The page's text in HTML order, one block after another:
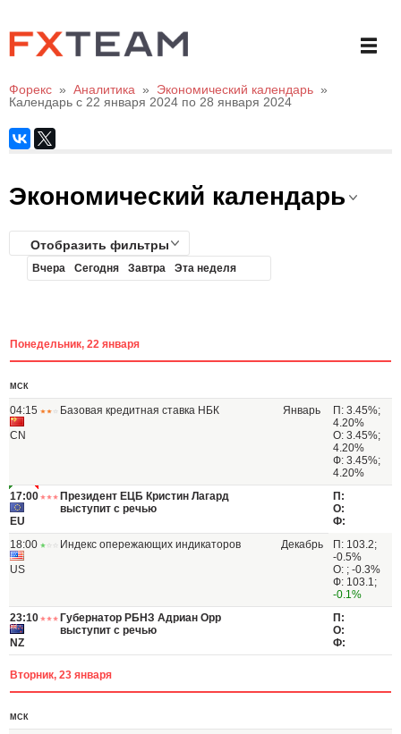
Форекс » Аналитика » Экономический календарь »
Календарь с 22 января 2024 по 28 января 2024
Экономический календарь
Отобразить фильтры
Вчера Сегодня Завтра Эта неделя
Понедельник, 22 января
МСК
04:15
CN
Базовая кредитная ставка НБК Январь
П: 3.45%;
4.20%
О: 3.45%;
4.20%
Ф: 3.45%;
4.20%
17:00
EU
Президент ЕЦБ Кристин Лагард
выступит с речью
П:
О:
Ф:
18:00
US
Индекс опережающих индикаторов Декабрь
П: 103.2;
-0.5%
О: ; -0.3%
Ф: 103.1;
-0.1%
23:10
NZ
Губернатор РБНЗ Адриан Орр
выступит с речью
П:
О:
Ф:
Вторник, 23 января
МСК